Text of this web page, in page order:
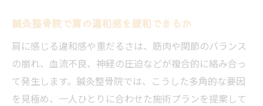
鍼灸整骨院で肩の違和感を緩和できるか
肩に感じる違和感や重だるさは、筋肉や関節のバランス
の崩れ、血流不良、神経の圧迫などが複合的に絡み合っ
て発生します。鍼灸整骨院では、こうした多角的な要因
を見極め、一人ひとりに合わせた施術プランを提案して